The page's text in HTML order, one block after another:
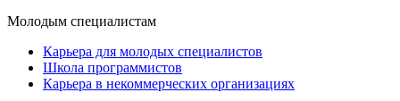
Молодым специалистам
Карьера для молодых специалистов
Школа программистов
Карьера в некоммерческих организациях